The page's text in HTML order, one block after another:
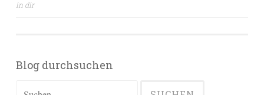
in dir
Blog durchsuchen
Suchen